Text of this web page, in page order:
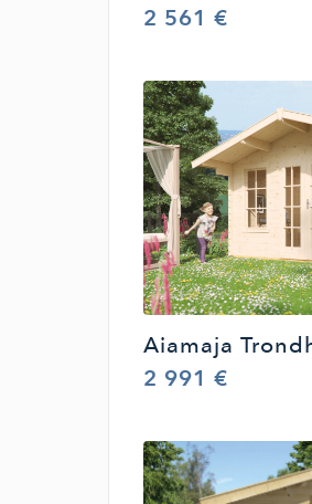
2 561 €
Aiamaja
2 991 €